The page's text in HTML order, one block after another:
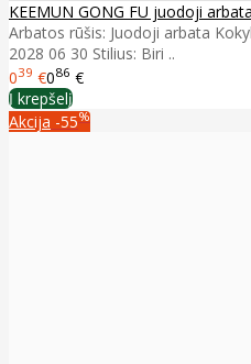
KEEMUN GONG FU juodoji
Arbatos rūšis: Juodoji arbata
2028 06 30 Stilius: Biri ..
039 €086 €
Į krepšelį
Akcija -55%